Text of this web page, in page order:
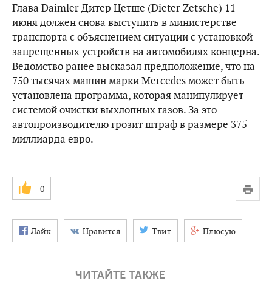
Глава Daimler Дитер Цетше (Dieter Zetsche) 11
июня должен снова выступить в министерстве
транспорта с объяснением ситуации с установкой
запрещенных устройств на автомобилях концерна.
Ведомство ранее высказал предположение, что на
750 тысячах машин марки Mercedes может быть
установлена ​​программа, которая манипулирует
системой очистки выхлопных газов. За это
автопроизводителю грозит штраф в размере 375
миллиарда евро.
0
Лайк Нравится Твит Плюсую
ЧИТАЙТЕ ТАКЖЕ